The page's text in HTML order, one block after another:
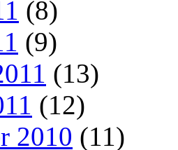
(8)
(9)
(13)
(12)
2010 (11)